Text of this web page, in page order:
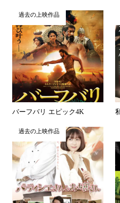
過去の上映作品
バーフバリ エピック4K
過去の上映作品